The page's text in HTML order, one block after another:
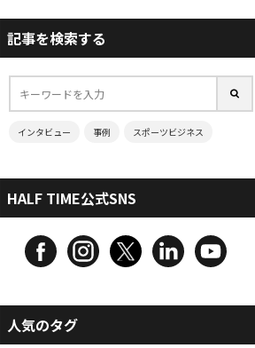
記事を検索する
インタビュー 事例 スポーツビジネス
HALF TIME公式SNS
人気のタグ